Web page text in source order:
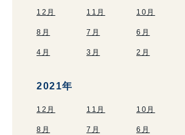
12月 11月 10月
8月 7月 6月
4月 3月 2月
2021年
12月 11月 10月
8月 7月 6月